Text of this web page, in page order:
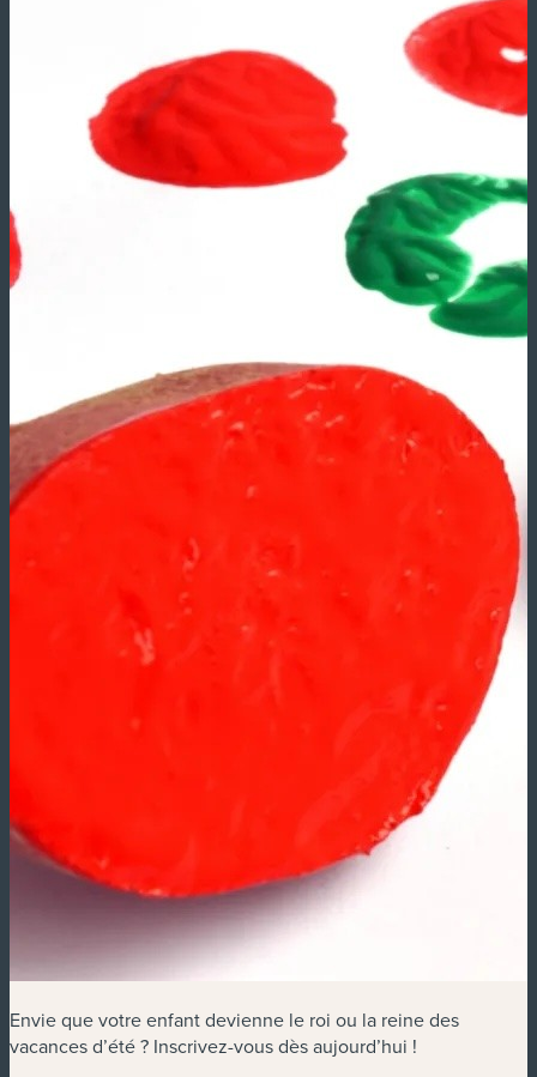
Envie que votre enfant devienne le roi ou la reine des
vacances d’été ? Inscrivez-vous dès aujourd’hui !